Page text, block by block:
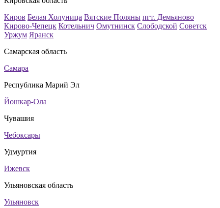
Киров Белая Холуница Вятские Поляны пгт. Демьяново
Кирово-Чепецк Котельнич Омутнинск Слободской Советск
Уржум Яранск
Самарская область
Самара
Республика Марий Эл
Йошкар-Ола
Чувашия
Чебоксары
Удмуртия
Ижевск
Ульяновская область
Ульяновск